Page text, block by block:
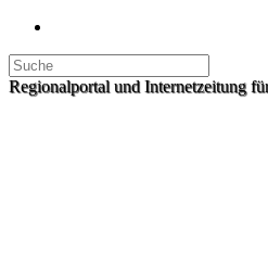
Regionalportal und Internetzeitung